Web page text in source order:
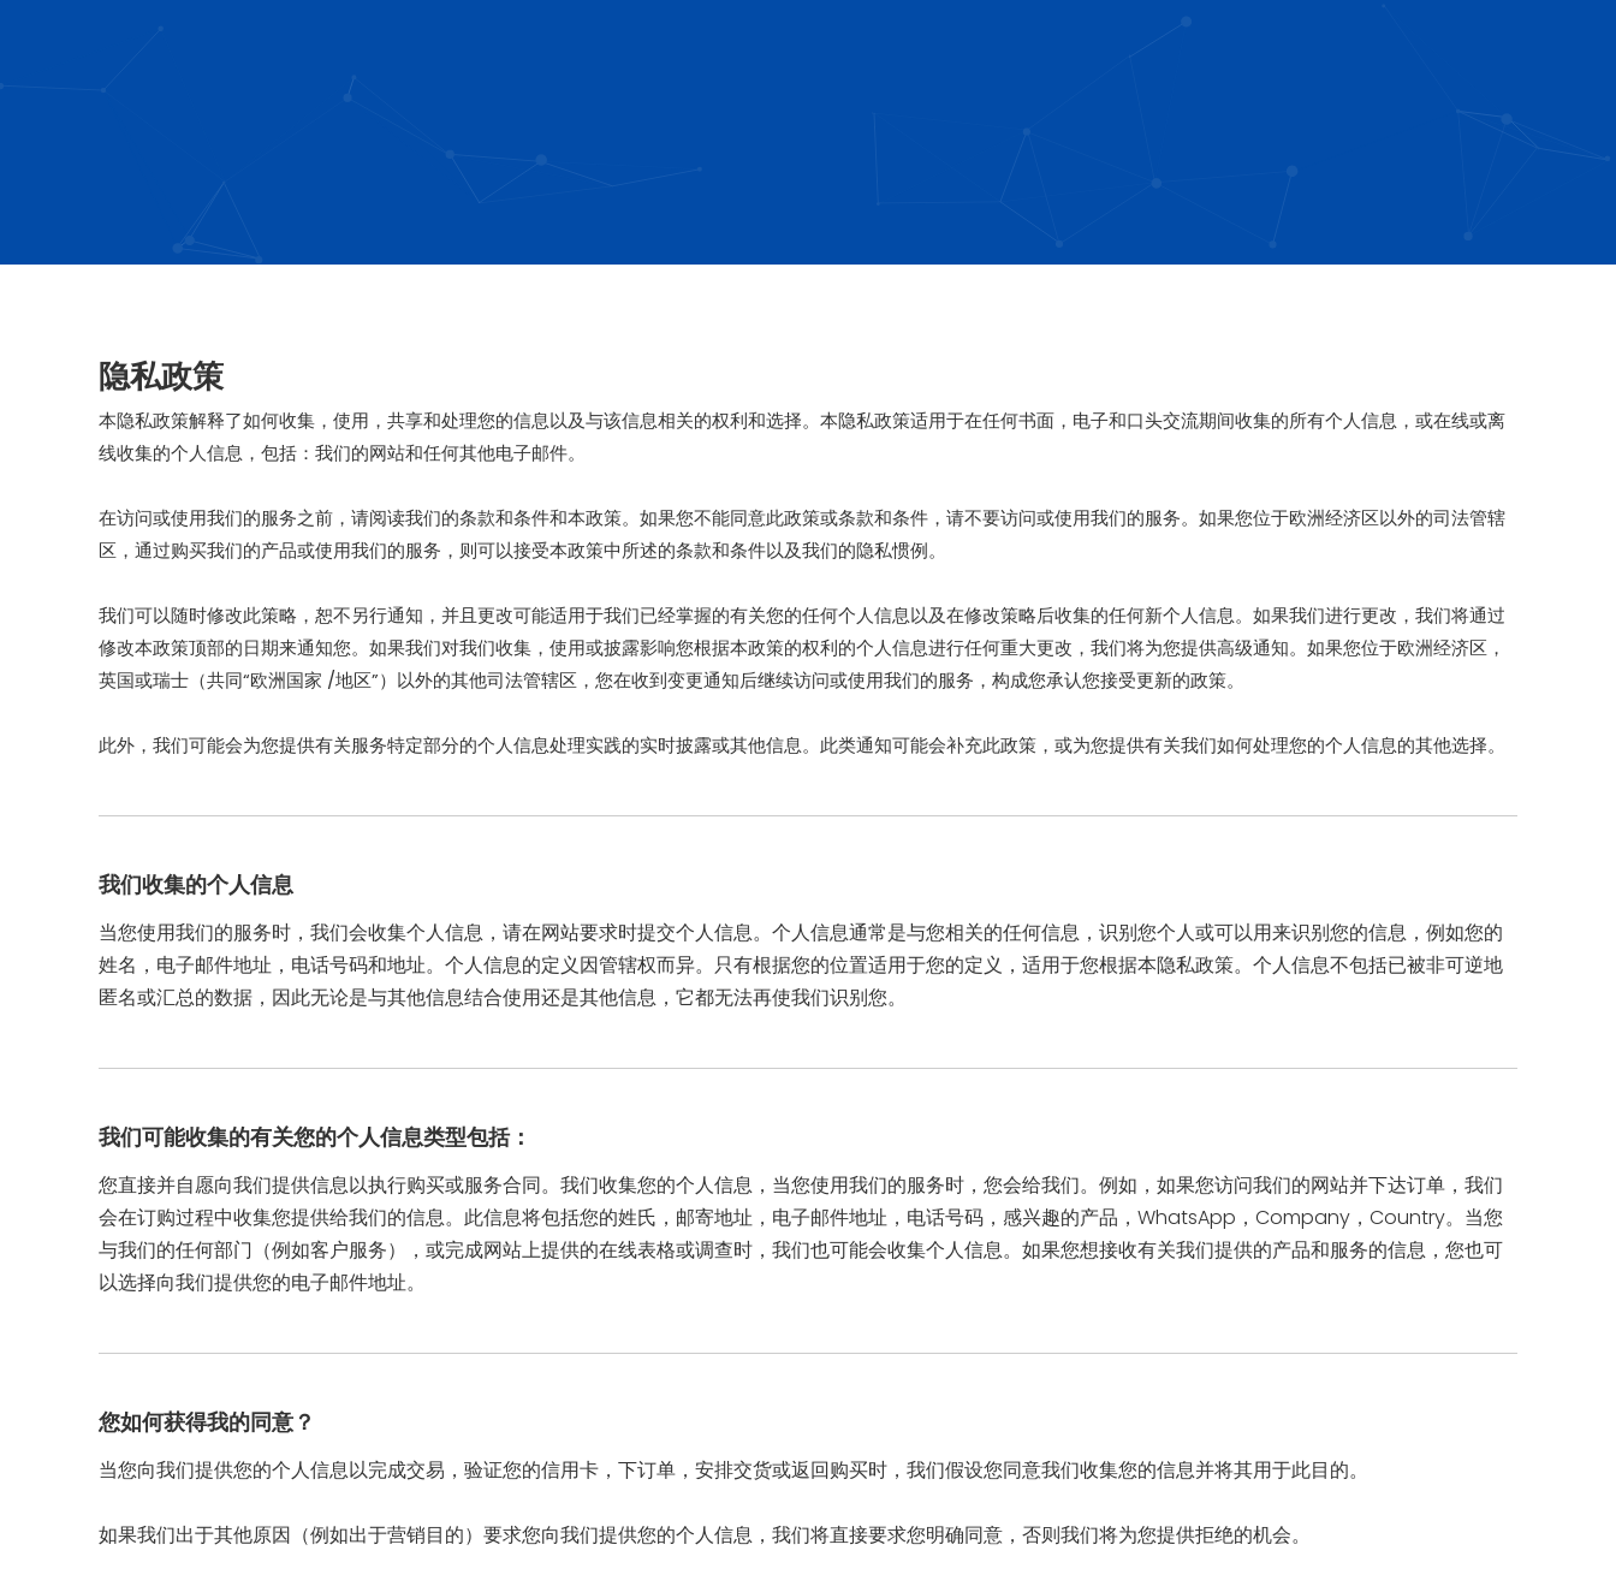
隐私政策
本隐私政策解释了如何收集，使用，共享和处理您的信息以及与该信息相关的权利和选择。本隐私政策适用于在任何书面，电子和口头交流期间收集的所有个人信息，或在线或离
线收集的个人信息，包括：我们的网站和任何其他电子邮件。
在访问或使用我们的服务之前，请阅读我们的条款和条件和本政策。如果您不能同意此政策或条款和条件，请不要访问或使用我们的服务。如果您位于欧洲经济区以外的司法管辖
区，通过购买我们的产品或使用我们的服务，则可以接受本政策中所述的条款和条件以及我们的隐私惯例。
我们可以随时修改此策略，恕不另行通知，并且更改可能适用于我们已经掌握的有关您的任何个人信息以及在修改策略后收集的任何新个人信息。如果我们进行更改，我们将通过
修改本政策顶部的日期来通知您。如果我们对我们收集，使用或披露影响您根据本政策的权利的个人信息进行任何重大更改，我们将为您提供高级通知。如果您位于欧洲经济区，
英国或瑞士（共同“欧洲国家 /地区”）以外的其他司法管辖区，您在收到变更通知后继续访问或使用我们的服务，构成您承认您接受更新的政策。
此外，我们可能会为您提供有关服务特定部分的个人信息处理实践的实时披露或其他信息。此类通知可能会补充此政策，或为您提供有关我们如何处理您的个人信息的其他选择。
我们收集的个人信息
当您使用我们的服务时，我们会收集个人信息，请在网站要求时提交个人信息。个人信息通常是与您相关的任何信息，识别您个人或可以用来识别您的信息，例如您的
姓名，电子邮件地址，电话号码和地址。个人信息的定义因管辖权而异。只有根据您的位置适用于您的定义，适用于您根据本隐私政策。个人信息不包括已被非可逆地
匿名或汇总的数据，因此无论是与其他信息结合使用还是其他信息，它都无法再使我们识别您。
我们可能收集的有关您的个人信息类型包括：
您直接并自愿向我们提供信息以执行购买或服务合同。我们收集您的个人信息，当您使用我们的服务时，您会给我们。例如，如果您访问我们的网站并下达订单，我们
会在订购过程中收集您提供给我们的信息。此信息将包括您的姓氏，邮寄地址，电子邮件地址，电话号码，感兴趣的产品，WhatsApp，Company，Country。当您
与我们的任何部门（例如客户服务），或完成网站上提供的在线表格或调查时，我们也可能会收集个人信息。如果您想接收有关我们提供的产品和服务的信息，您也可
以选择向我们提供您的电子邮件地址。
您如何获得我的同意？
当您向我们提供您的个人信息以完成交易，验证您的信用卡，下订单，安排交货或返回购买时，我们假设您同意我们收集您的信息并将其用于此目的。
如果我们出于其他原因（例如出于营销目的）要求您向我们提供您的个人信息，我们将直接要求您明确同意，否则我们将为您提供拒绝的机会。